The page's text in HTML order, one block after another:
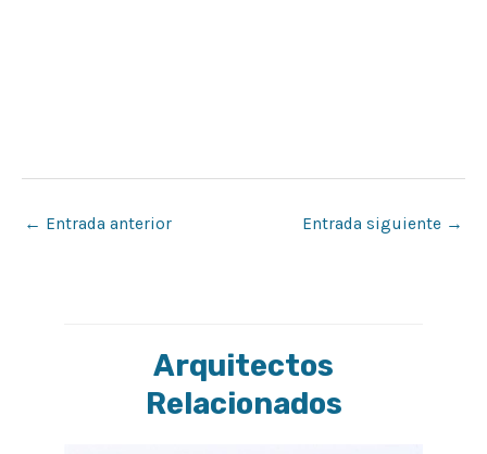
← Entrada anterior Entrada siguiente →
Arquitectos
Relacionados